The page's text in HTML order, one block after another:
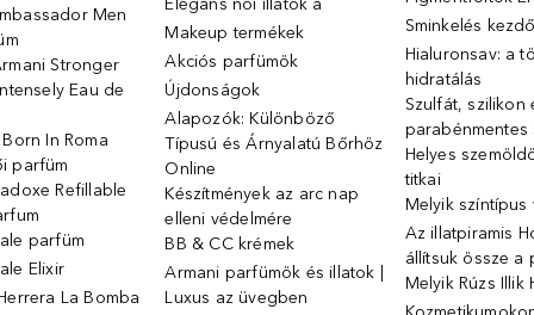
Men
Stronger
Eau de
In Roma
parfüm
Refillable
parfüm
Elixir
La Bomba
Elegáns női illatok ️a
Makeup termékek
Akciós parfümök
Újdonságok
Alapozók: Különböző
Típusú és Árnyalatú Bőrhöz
Online
Készítmények az arc nap
elleni védelmére
BB & CC krémek
Armani parfümök és illatok |
Luxus az üvegben
Sminkelés
Hialuronsav: a
hidratálás
Szulfát, szilikon
Helyes
titkai
Melyik színtípus
Az illatpiramis
állítsuk össze a
Melyik Rúzs Illik